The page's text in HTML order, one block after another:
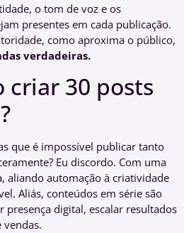
o tom de voz e os
presentes em cada publicação.
como aproxima o público,
verdadeiras.
criar 30 posts
que é impossível publicar tanto
Eu discordo. Com uma
aliando automação à criatividade
Aliás, conteúdos em série são
digital, escalar resultados
vendas.